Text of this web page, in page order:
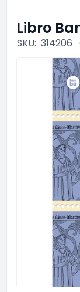
Libro
SKU: 314206